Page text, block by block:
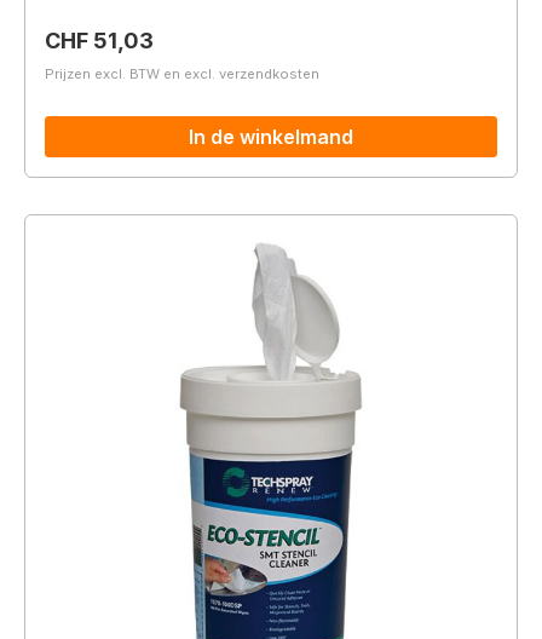
Normale prijs:
CHF 51,03
Prijzen excl. BTW en excl. verzendkosten
In de winkelmand